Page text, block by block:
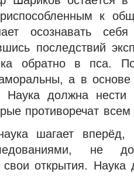
к
осознавать
последствий
обратно в пса.
а в
должна нести
противоречат
шагает вперёд,
не
свои открытия.